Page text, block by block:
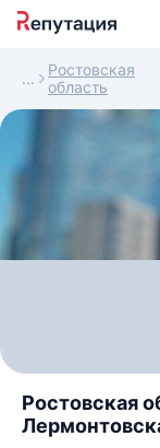
Ростовская
область
Ростовская